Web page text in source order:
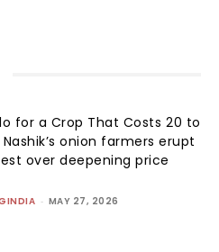
for a Crop That Costs ₹20 to
Nashik’s onion farmers erupt
over deepening price
- MAY 27, 2026